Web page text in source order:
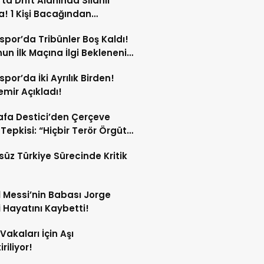
1 Kişi Bacağından
Tribünler Boş Kaldı!
İlk Maçına İlgi Beklenenin
İki Ayrılık Birden!
Açıkladı!
Destici’den Çerçeve
“Hiçbir Terör Örgütü
Türkiye Sürecinde Kritik
Messi’nin Babası Jorge
Hayatını Kaybetti!
İçin Aşı